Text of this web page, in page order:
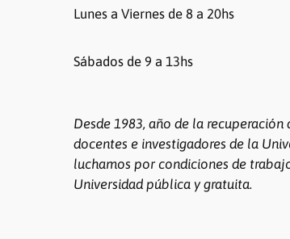
Lunes a Viernes de 8 a 20hs
Sábados de 9 a 13hs
Desde 1983, año de la recuperación
docentes e investigadores de la
luchamos por condiciones de
Universidad pública y gratuita.